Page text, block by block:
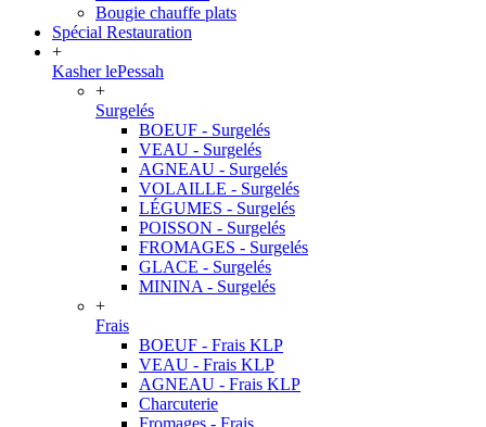
Bougie chauffe plats
Spécial Restauration
+
Kasher lePessah
+
Surgelés
BOEUF - Surgelés
VEAU - Surgelés
AGNEAU - Surgelés
VOLAILLE - Surgelés
LÉGUMES - Surgelés
POISSON - Surgelés
FROMAGES - Surgelés
GLACE - Surgelés
MININA - Surgelés
+
Frais
BOEUF - Frais KLP
VEAU - Frais KLP
AGNEAU - Frais KLP
Charcuterie
Fromages - Frais